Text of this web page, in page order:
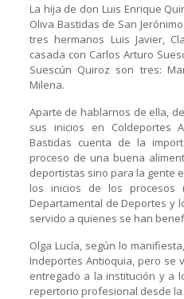
La hija de don Luis Enrique
Oliva Bastidas de San
tres hermanos Luis Javier,
casada con Carlos Arturo
Suescún Quiroz son tres:
Milena.
Aparte de hablarnos de ella,
sus inicios en Coldeportes
Bastidas cuenta de la
proceso de una buena
deportistas sino para la gente
los inicios de los procesos
Departamental de Deportes y
servido a quienes se han
Olga Lucía, según lo
Indeportes Antioquia, pero se
entregado a la institución y a
repertorio profesional desde la